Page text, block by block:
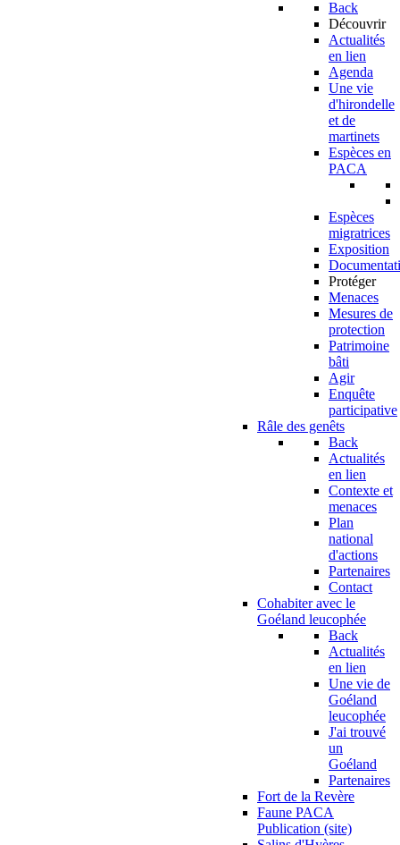
Back
Découvrir
Actualités
en lien
Agenda
Une vie
d'hirondelle
et de
martinets
Espèces en
PACA
Espèces
migratrices
Exposition
Protéger
Menaces
Mesures de
protection
Patrimoine
bâti
Agir
Enquête
participative
Râle des genêts
Back
Actualités
en lien
Contexte et
menaces
Plan
national
d'actions
Partenaires
Contact
Cohabiter avec le
Goéland leucophée
Back
Actualités
en lien
Une vie de
Goéland
leucophée
J'ai trouvé
un
Goéland
Partenaires
Fort de la Revère
Faune PACA
Publication (site)